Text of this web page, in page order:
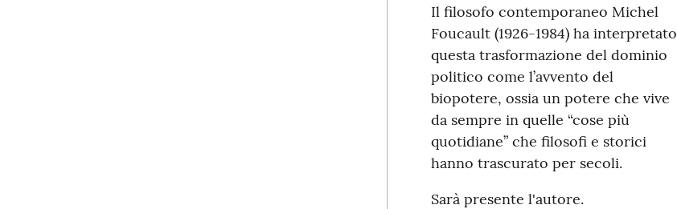
Il filosofo contemporaneo Michel
Foucault (1926-1984) ha interpretato
questa trasformazione del dominio
politico come l’avvento del
biopotere, ossia un potere che vive
da sempre in quelle “cose più
quotidiane” che filosofi e storici
hanno trascurato per secoli.
Sarà presente l'autore.